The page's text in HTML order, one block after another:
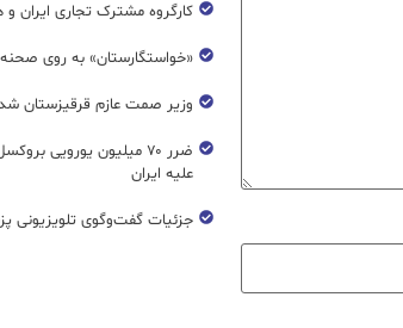
کارگروه مشترک تجاری ایران و
«خواستگارستان» به روی
وزیر صمت عازم قرقیزستان
ضرر ۷۰ میلیون یورویی
علیه ایران
جزئیات گفت‌وگوی تلویزیونی